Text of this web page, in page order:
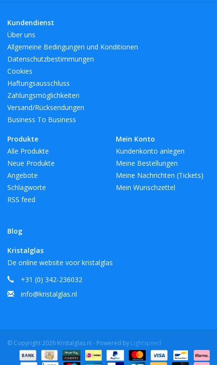
Kundendienst
Über uns
Allgemeine Bedingungen und Konditionen
Datenschutzbestimmungen
Cookies
Haftungsausschluss
Zahlungsmöglichkeiten
Versand/Rücksendungen
Business To Business
Produkte
Alle Produkte
Neue Produkte
Angebote
Schlagworte
RSS feed
Blog
Mein Konto
Kundenkonto anlegen
Meine Bestellungen
Meine Nachrichten (Tickets)
Mein Wunschzettel
Kristalglas
De online website voor kristalglas
+31 (0) 342-236032
info@kristalglas.nl
© Copyright 2026 Kristalglas.nl - Powered by Lightspeed